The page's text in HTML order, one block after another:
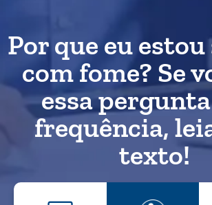
Por que eu
com fome? Se
essa
frequência,
texto!